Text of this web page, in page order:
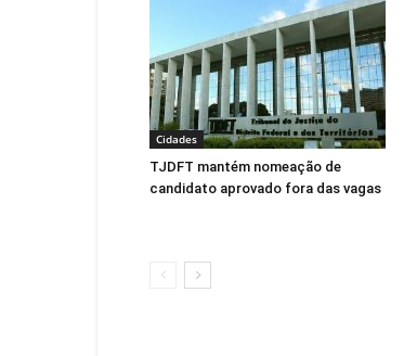
Cidades
TJDFT mantém nomeação de
candidato aprovado fora das vagas